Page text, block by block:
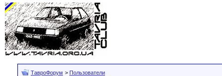
ТавроФорум > Пользователи